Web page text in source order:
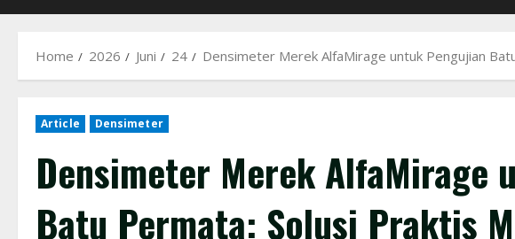
Home 2026 Juni 24 Densimeter Merek AlfaMirage untuk Pengujian
Article Densimeter
Densimeter Merek AlfaMirage
Batu Permata: Solusi Praktis